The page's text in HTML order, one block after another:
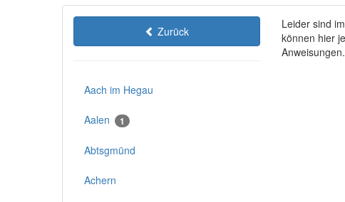
Zurück
Aach im Hegau
Aalen 1
Abtsgmünd
Achern
Leider sind
können hier